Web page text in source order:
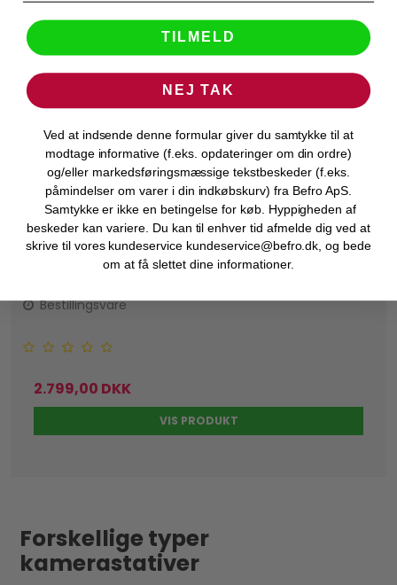
GITZO Etbensstativ Kulfiber eXact Traveler
GM2562T Serie 2
Gitzo
Bestillingsvare
2.799,00 DKK
VIS PRODUKT
Forskellige typer
kamerastativer
TILMELD
NEJ TAK
Ved at indsende denne formular giver du samtykke til at
modtage informative (f.eks. opdateringer om din ordre)
og/eller markedsføringsmæssige tekstbeskeder (f.eks.
påmindelser om varer i din indkøbskurv) fra Befro ApS.
Samtykke er ikke en betingelse for køb. Hyppigheden af
beskeder kan variere. Du kan til enhver tid afmelde dig ved at
skrive til vores kundeservice kundeservice@befro.dk, og bede
om at få slettet dine informationer.